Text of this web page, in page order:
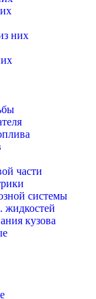
них
части
системы
жидкостей
кузова